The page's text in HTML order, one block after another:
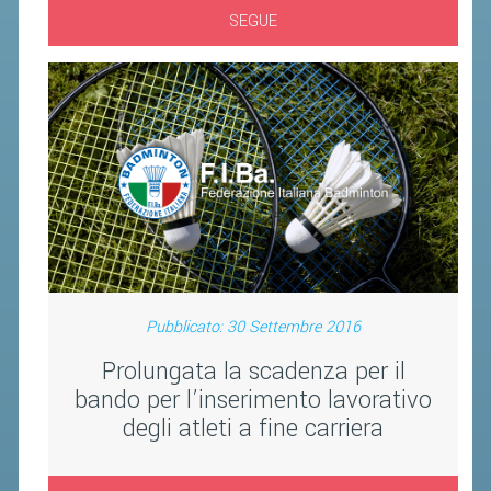
SEGUE
Pubblicato: 30 Settembre 2016
Prolungata la scadenza per il
bando per l’inserimento lavorativo
degli atleti a fine carriera
VOLA CON NOI
DIRIGENTI
CORSI
MATERIALE DIDATTICO
DOCUMENTAZIONE E RICERCA
CONVENZIONI UNIVERSITÀ
DOCENTI FORMATORI
(D)ISTANTI DI B@DMINTON
FEDERAZIONE TRASPARENTE
AMMISSIONE, AFFILIAZIONE E
E TESSERATI